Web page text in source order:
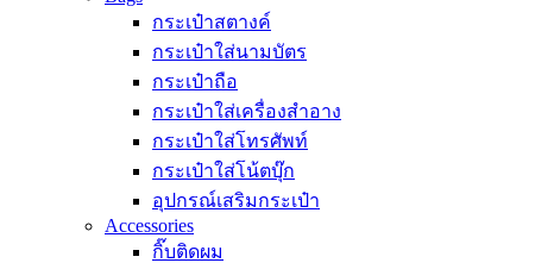
กระเป๋าสตางค์
กระเป๋าใส่นามบัตร
กระเป๋าถือ
กระเป๋าใส่เครื่องสำอาง
กระเป๋าใส่โทรศัพท์
กระเป๋าใส่โน้ตบุ๊ก
อุปกรณ์เสริมกระเป๋า
Accessories
กิ๊บติดผม